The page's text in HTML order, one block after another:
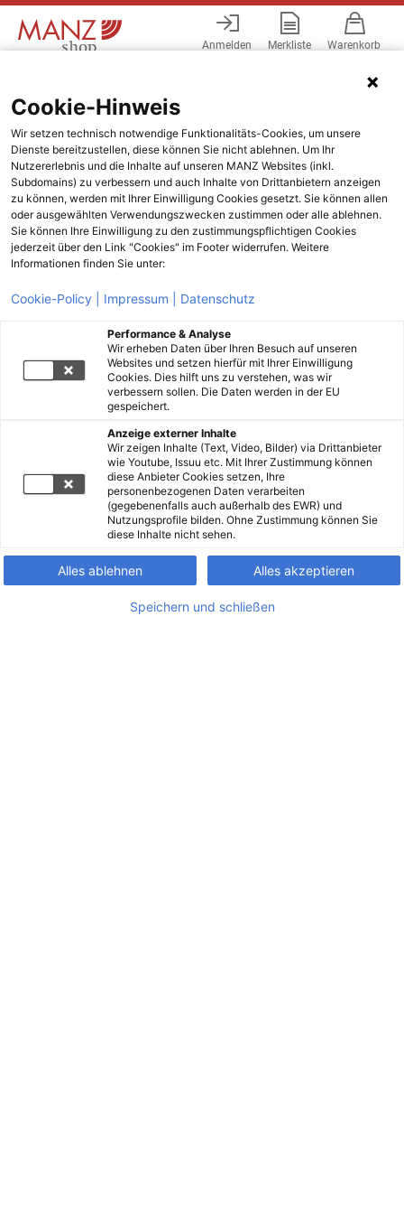
Anmelden Merkliste Warenkorb
Cookie-Hinweis
Wir setzen technisch notwendige Funktionalitäts-Cookies, um unsere
Dienste bereitzustellen, diese können Sie nicht ablehnen. Um Ihr
Nutzererlebnis und die Inhalte auf unseren MANZ Websites (inkl.
Subdomains) zu verbessern und auch Inhalte von Drittanbietern anzeigen
zu können, werden mit Ihrer Einwilligung Cookies gesetzt. Sie können allen
oder ausgewählten Verwendungszwecken zustimmen oder alle ablehnen.
Sie können Ihre Einwilligung zu den zustimmungspflichtigen Cookies
jederzeit über den Link "Cookies" im Footer widerrufen. Weitere
Informationen finden Sie unter:
Cookie-Policy | Impressum | Datenschutz
Performance & Analyse
Wir erheben Daten über Ihren Besuch auf unseren
Websites und setzen hierfür mit Ihrer Einwilligung
Cookies. Dies hilft uns zu verstehen, was wir
verbessern sollen. Die Daten werden in der EU
gespeichert.
Anzeige externer Inhalte
Wir zeigen Inhalte (Text, Video, Bilder) via Drittanbieter
wie Youtube, Issuu etc. Mit Ihrer Zustimmung können
diese Anbieter Cookies setzen, Ihre
personenbezogenen Daten verarbeiten
(gegebenenfalls auch außerhalb des EWR) und
Nutzungsprofile bilden. Ohne Zustimmung können Sie
diese Inhalte nicht sehen.
Alles ablehnen Alles akzeptieren
Speichern und schließen